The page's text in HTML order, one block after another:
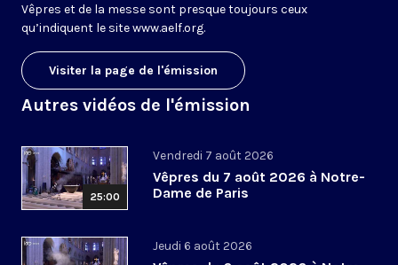
Vêpres et de la messe sont presque toujours ceux
qu’indiquent le sitewww.aelf.org.
Visiter la page de l'émission
Autres vidéos de l'émission
25:00
Vendredi 7 août 2026
Vêpres du 7 août 2026 à Notre-
Dame de Paris
Jeudi 6 août 2026